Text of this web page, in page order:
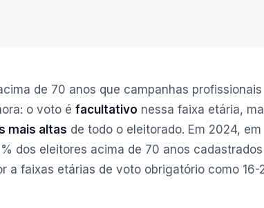
de 70 anos que campanhas profissionais
o voto é facultativo nessa faixa etária,
mais altas de todo o eleitorado. Em 2024, em
dos eleitores acima de 70 anos cadastrados
faixas etárias de voto obrigatório como 16-